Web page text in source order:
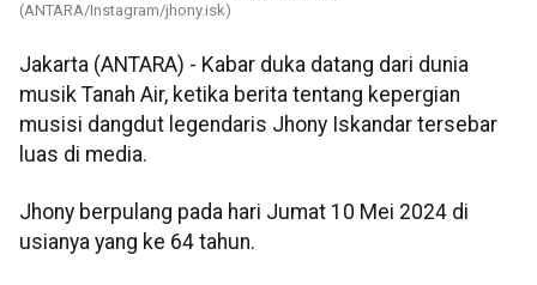
(ANTARA/Instagram/jhony.isk)
Jakarta (ANTARA) - Kabar duka datang dari dunia
musik Tanah Air, ketika berita tentang kepergian
musisi dangdut legendaris Jhony Iskandar tersebar
luas di media.
Jhony berpulang pada hari Jumat 10 Mei 2024 di
usianya yang ke 64 tahun.